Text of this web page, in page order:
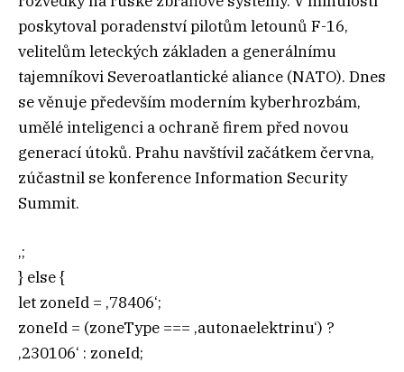
poskytoval poradenství pilotům letounů F-16,
velitelům leteckých základen a generálnímu
tajemníkovi Severoatlantické aliance (NATO). Dnes
se věnuje především moderním kyberhrozbám,
umělé inteligenci a ochraně firem před novou
generací útoků. Prahu navštívil začátkem června,
zúčastnil se konference Information Security
Summit.
‚;
} else {
let zoneId = ‚78406‘;
zoneId = (zoneType === ‚autonaelektrinu‘) ?
‚230106‘ : zoneId;